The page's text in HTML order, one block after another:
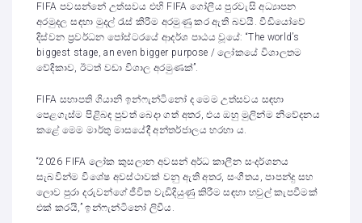
FIFA පවසන්නේ උත්සවය එහි FIFA ගෝලීය පුරවැසි අධ්‍යාපන
අරමුදල සඳහා මුදල් රැස් කිරීම අරමුණු කර ඇති බවයි. වීඩියෝවේ
දිස්වන ප්‍රවර්ධන පෝස්ටරයේ ආදර්ශ පාඨය වූයේ: “The world’s
biggest stage, an even bigger purpose / ලෝකයේ විශාලතම
වේදිකාව, ඊටත් වඩා විශාල අරමුණක්”.
FIFA සභාපති ගියානි ඉන්ෆැන්ටිනෝ ද මෙම උත්සවය සඳහා
පෙළගැස්ම පිළිබඳ පුවත් බෙදා ගත් අතර, එය ඔහු මුලින්ම නිවේදනය
කළේ මෙම මාර්තු මාසයේදී අන්තර්ජාලය හරහා ය.
“2026 FIFA ලෝක කුසලාන අවසන් අර්ධ කාලීන සංදර්ශනය
සැබවින්ම විශේෂ අවස්ථාවක් වනු ඇති අතර, සංගීතය, පාපන්දු සහ
ලොව පුරා දරුවන්ගේ ජීවිත වැඩිදියුණු කිරීම සඳහා හවුල් කැපවීමක්
එක් කරයි,” ඉන්ෆැන්ටිනෝ ලිවීය.